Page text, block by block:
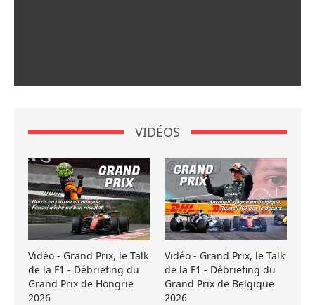
VIDÉOS
Vidéo - Grand Prix, le Talk
de la F1 - Débriefing du
Grand Prix de Hongrie
2026
Vidéo - Grand Prix, le Talk
de la F1 - Débriefing du
Grand Prix de Belgique
2026